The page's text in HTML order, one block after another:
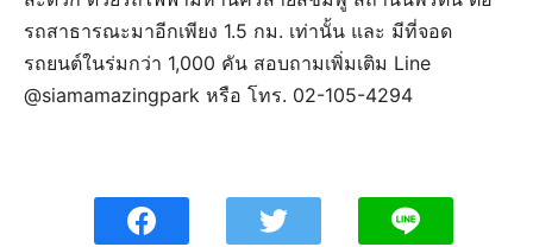
รถสาธารณะมาอีกเพียง 1.5 กม. เท่านั้น และ มีที่จอด
รถยนต์ในร่มกว่า 1,000 คัน สอบถามเพิ่มเติม Line
@siamamazingpark หรือ โทร. 02-105-4294